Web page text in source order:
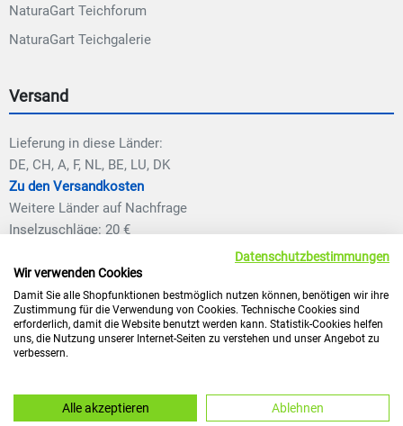
NaturaGart Teichforum
NaturaGart Teichgalerie
Versand
Lieferung in diese Länder:
DE, CH, A, F, NL, BE, LU, DK
Zu den Versandkosten
Weitere Länder auf Nachfrage
Inselzuschläge: 20 €
© 2026 mit NaturaGart Teiche planen, bauen und pflegen
Datenschutzbestimmungen
Wir verwenden Cookies
Damit Sie alle Shopfunktionen bestmöglich nutzen können, benötigen wir ihre
Zustimmung für die Verwendung von Cookies. Technische Cookies sind
erforderlich, damit die Website benutzt werden kann. Statistik-Cookies helfen
uns, die Nutzung unserer Internet-Seiten zu verstehen und unser Angebot zu
verbessern.
Alle akzeptieren Ablehnen